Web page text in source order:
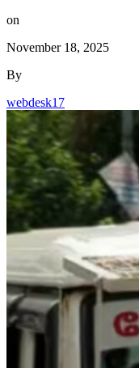
on
November 18, 2025
By
webdesk17